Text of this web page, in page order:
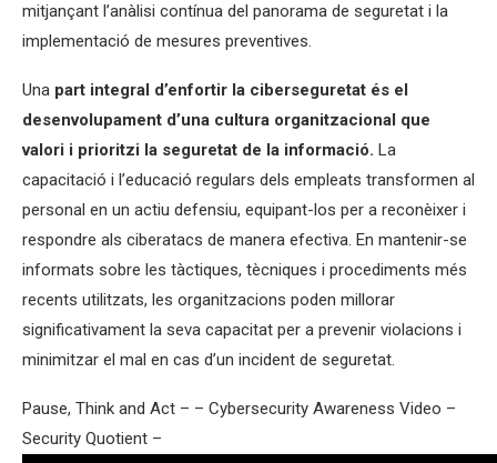
mitjançant l’anàlisi contínua del panorama de seguretat i la
implementació de mesures preventives.
Una part integral d’enfortir la ciberseguretat és el
desenvolupament d’una cultura organitzacional que
valori i prioritzi la seguretat de la informació. La
capacitació i l’educació regulars dels empleats transformen al
personal en un actiu defensiu, equipant-los per a reconèixer i
respondre als ciberatacs de manera efectiva. En mantenir-se
informats sobre les tàctiques, tècniques i procediments més
recents utilitzats, les organitzacions poden millorar
significativament la seva capacitat per a prevenir violacions i
minimitzar el mal en cas d’un incident de seguretat.
Pause, Think and Act – – Cybersecurity Awareness Video –
Security Quotient –